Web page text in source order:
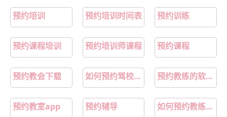
预约培训 预约培训时间表 预约训练
预约课程培训 预约培训师课程 预约课程
预约教会下载 如何预约驾校教练 预约教练的软件是什么
预约教室app 预约辅导 如何预约教练学车